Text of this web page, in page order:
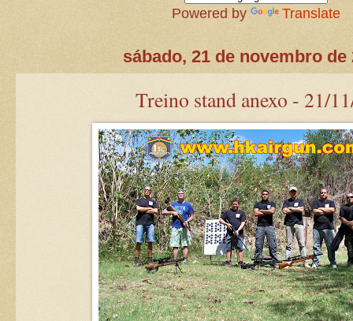
Powered by Translate
sábado, 21 de novembro de
Treino stand anexo - 21/